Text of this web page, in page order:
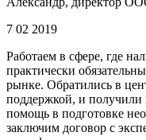
7 02 2019
Работаем в сфере, где
практически
рынке. Обратились в
поддержкой, и
помощь в подготовке
заключим договор с